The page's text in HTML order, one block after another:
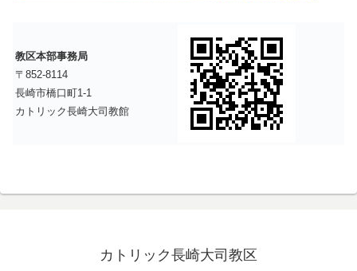
教区本部事務局
〒852-8114
長崎市橋口町1-1
カトリック長崎大司教館
カトリック長崎大司教区